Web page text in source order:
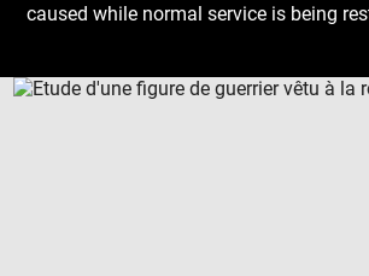
caused while normal service is being
Download
Next
Previous